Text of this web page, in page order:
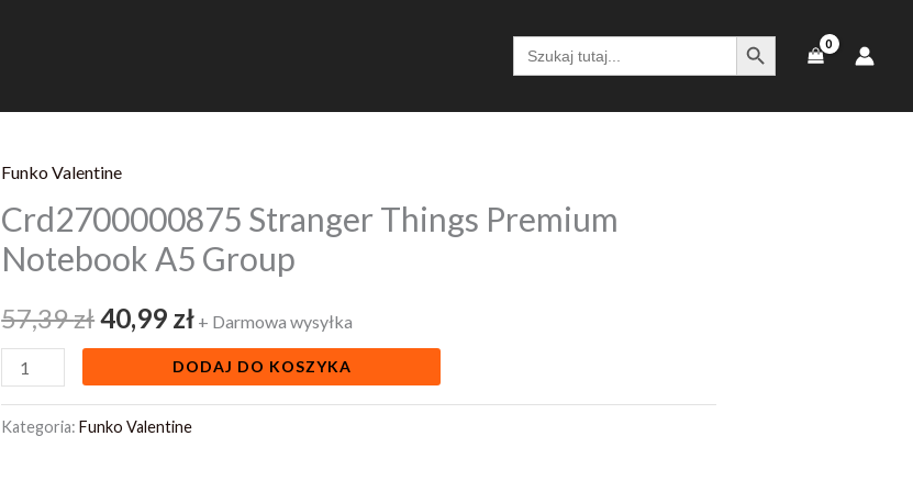
Search
for:
SEARCH BUTTON
Funko Valentine
Crd2700000875 Stranger Things Premium
Notebook A5 Group
57,39zł
Pierwotna
cena
57,39 zł.
40,99 zł
cena
wynosi:
40,99 zł.
+ Darmowa wysyłka
ilość
Crd2700000875
Stranger
Things
Premium
Notebook
A5
Group
DODAJ DO KOSZYKA
Kategoria:Funko Valentine